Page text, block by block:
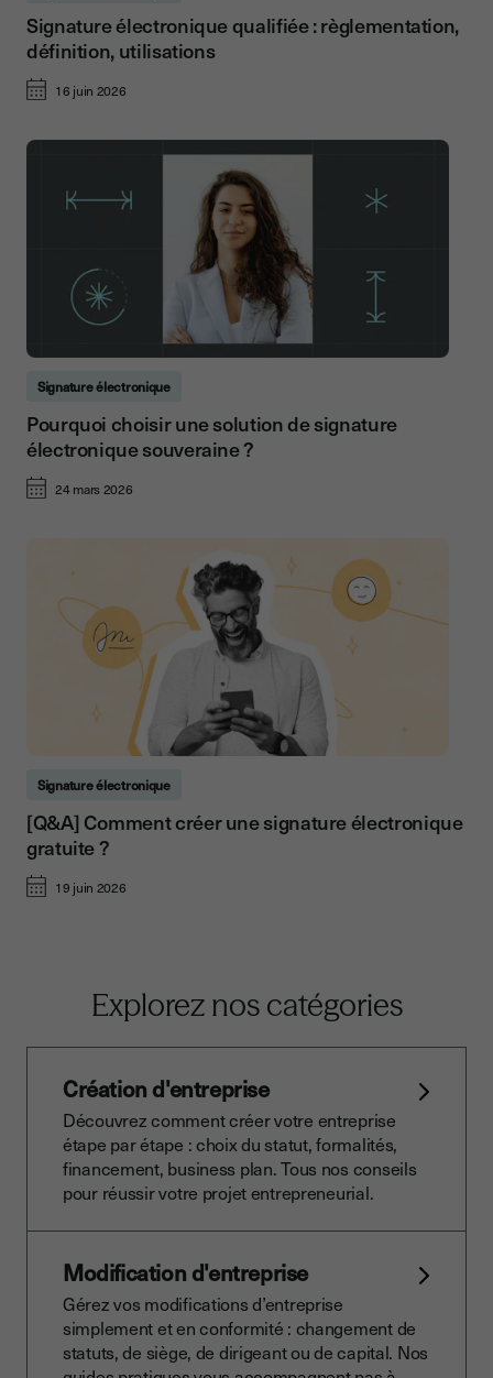
Signature électronique qualifiée : règlementation,
définition, utilisations
16 juin 2026
Signature électronique
Pourquoi choisir une solution de signature
électronique souveraine ?
24 mars 2026
Signature électronique
[Q&A] Comment créer une signature électronique
gratuite ?
19 juin 2026
Explorez nos catégories
Création d'entreprise
Découvrez comment créer votre entreprise
étape par étape : choix du statut, formalités,
financement, business plan. Tous nos conseils
pour réussir votre projet entrepreneurial.
Modification d'entreprise
Gérez vos modifications d’entreprise
simplement et en conformité : changement de
statuts, de siège, de dirigeant ou de capital. Nos